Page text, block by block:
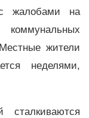
жалобами на
жители
неделями,
сталкиваются